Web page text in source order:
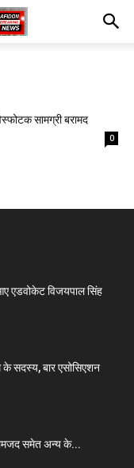
सामग्री बरामद
0
एडवोकेट विजयपाल सिंह
के सदस्य, बार एसोसिएशन
समेत अन्य के...